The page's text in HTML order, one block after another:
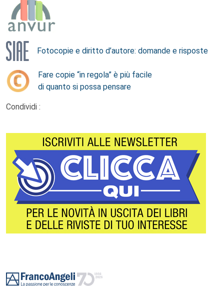
Fotocopie e diritto d’autore: domande e risposte
Fare copie “in regola” è più facile
di quanto si possa pensare
Condividi :